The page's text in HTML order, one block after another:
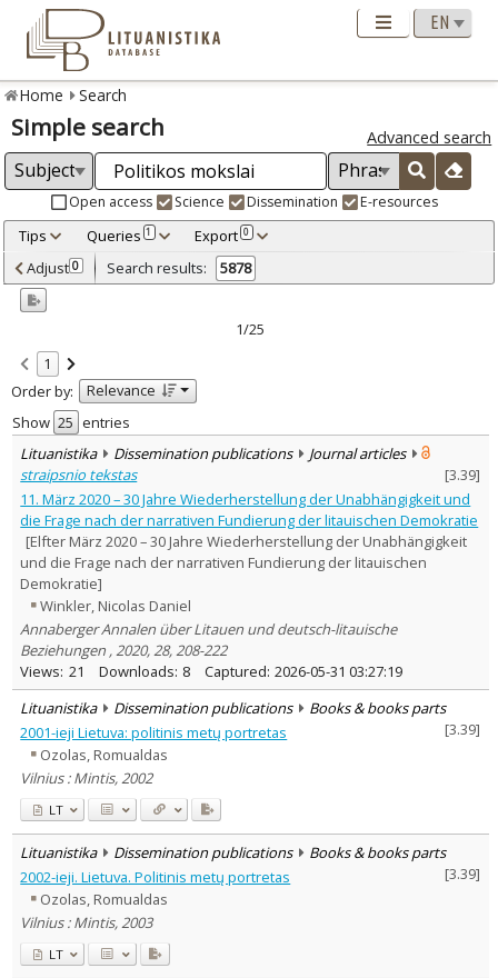
Home Search
Simple search Advanced search
Open access Science Dissemination E-resources
Tips Queries 1 Export 0
Adjusted by criteria 0
Year
Refine
Open access
Scientific publications 5587
Dissemination publications
291
Document Type:
Books & books parts
Journal articles 3977
Dissertations 168
Subject area:
Archaeology 2
Education 126
Economics 604
Ethnology 107
Philosophy 375
History 1221
Literary Studies 25
28
Musicology 1
Political sciences 5878
Psychology 56
Sociology 1002
Theatrology 9
Law 327
Theology
Management 996
Text language
Country of publication
Historical periods
Adjust 0 Search results: 5878
1/25
1
Order by:
Relevance
Show
entries
Lituanistika
Dissemination publications
Journal articles
straipsnio tekstas
[3.39]
11. März 2020 – 30 Jahre Wiederherstellung der Unabhängigkeit und
die Frage nach der narrativen Fundierung der litauischen Demokratie
[Elfter März 2020 – 30 Jahre Wiederherstellung der Unabhängigkeit
und die Frage nach der narrativen Fundierung der litauischen
Demokratie]
Winkler, Nicolas Daniel
Annaberger Annalen über Litauen und deutsch-litauische
Beziehungen , 2020, 28, 208-222
Views: 21 Downloads: 8 Captured: 2026-05-31 03:27:19
Lituanistika
Dissemination publications
Books & books parts
[3.39]
2001-ieji Lietuva: politinis metų portretas
Ozolas, Romualdas
Vilnius : Mintis, 2002
LT
Lituanistika Dissemination publications
Books & books parts
[3.39]
2002-ieji. Lietuva. Politinis metų portretas
Ozolas, Romualdas
Vilnius : Mintis, 2003
LT